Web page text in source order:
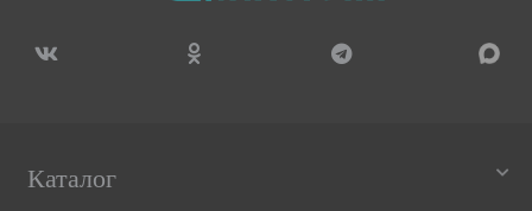
Каталог